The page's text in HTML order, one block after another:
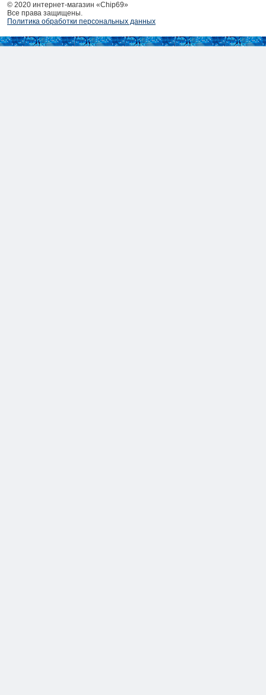
© 2020 интернет-магазин «Chip69»
Все права защищены.
Политика обработки персональных данных